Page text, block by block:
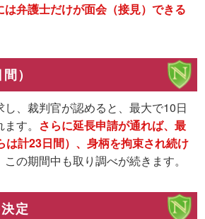
は弁護士だけが面会（接見）できる
）
、裁判官が認めると、最大で10日
す。 さらに延長申請が通れば、最
は計23日間）、身柄を拘束され続け
この期間中も取り調べが続きます。
定